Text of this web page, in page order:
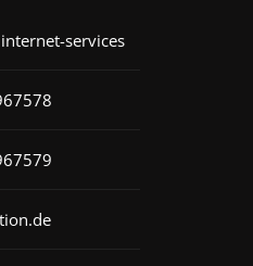
internet-services